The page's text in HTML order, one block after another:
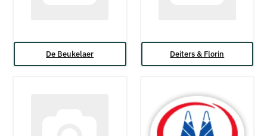
De Beukelaer Deiters & Florin